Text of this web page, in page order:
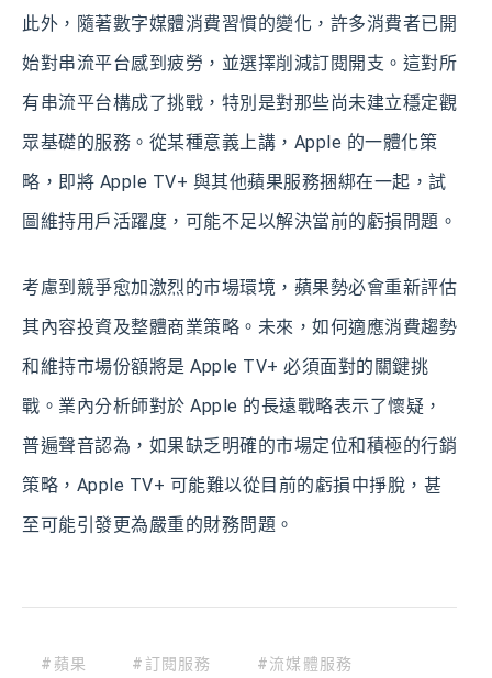
此外，隨著數字媒體消費習慣的變化，許多消費者已開
始對串流平台感到疲勞，並選擇削減訂閱開支。這對所
有串流平台構成了挑戰，特別是對那些尚未建立穩定觀
眾基礎的服務。從某種意義上講，Apple 的一體化策
略，即將 Apple TV+ 與其他蘋果服務捆綁在一起，試
圖維持用戶活躍度，可能不足以解決當前的虧損問題。
考慮到競爭愈加激烈的市場環境，蘋果勢必會重新評估
其內容投資及整體商業策略。未來，如何適應消費趨勢
和維持市場份額將是 Apple TV+ 必須面對的關鍵挑
戰。業內分析師對於 Apple 的長遠戰略表示了懷疑，
普遍聲音認為，如果缺乏明確的市場定位和積極的行銷
策略，Apple TV+ 可能難以從目前的虧損中掙脫，甚
至可能引發更為嚴重的財務問題。
#蘋果 #訂閱服務 #流媒體服務